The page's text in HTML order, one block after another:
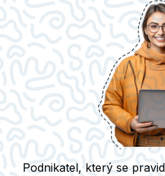
Podnikatel, který se